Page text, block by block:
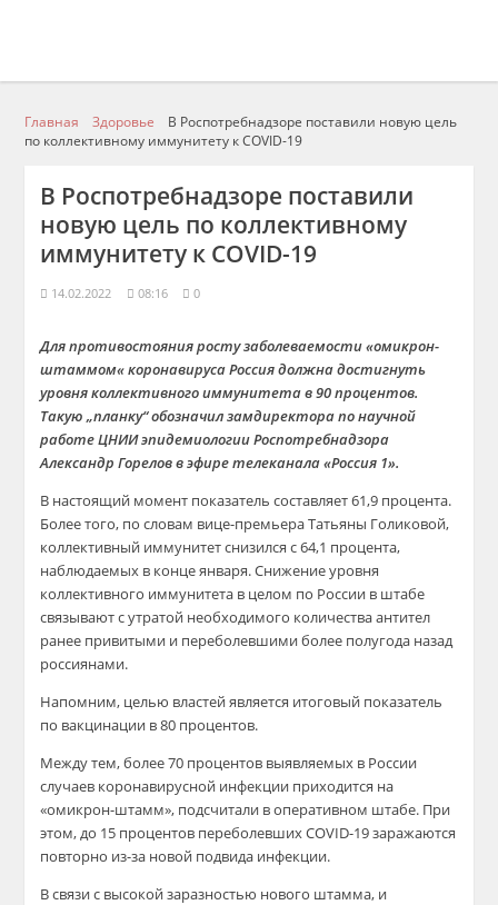
Главная Здоровье
В Роспотребнадзоре поставили новую цель
по коллективному иммунитету к COVID-19
В Роспотребнадзоре поставили
новую цель по коллективному
иммунитету к COVID-19
14.02.2022 08:16 0
Для противостояния росту заболеваемости «омикрон-
штаммом« коронавируса Россия должна достигнуть
уровня коллективного иммунитета в 90 процентов.
Такую „планку“ обозначил замдиректора по научной
работе ЦНИИ эпидемиологии Роспотребнадзора
Александр Горелов в эфире телеканала «Россия 1».
В настоящий момент показатель составляет 61,9 процента.
Более того, по словам вице-премьера Татьяны Голиковой,
коллективный иммунитет снизился с 64,1 процента,
наблюдаемых в конце января. Снижение уровня
коллективного иммунитета в целом по России в штабе
связывают с утратой необходимого количества антител
ранее привитыми и переболевшими более полугода назад
россиянами.
Напомним, целью властей является итоговый показатель
по вакцинации в 80 процентов.
Между тем, более 70 процентов выявляемых в России
случаев коронавирусной инфекции приходится на
«омикрон-штамм», подсчитали в оперативном штабе. При
этом, до 15 процентов переболевших COVID-19 заражаются
повторно из-за новой подвида инфекции.
В связи с высокой заразностью нового штамма, и